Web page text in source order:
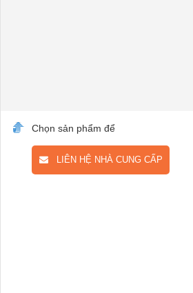
Chọn sản phẩm để
LIÊN HỆ NHÀ CUNG CẤP